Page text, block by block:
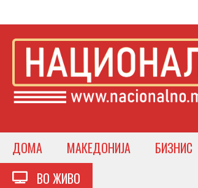
ДОМА МАКЕДОНИЈА БИЗНИС
ВО ЖИВО